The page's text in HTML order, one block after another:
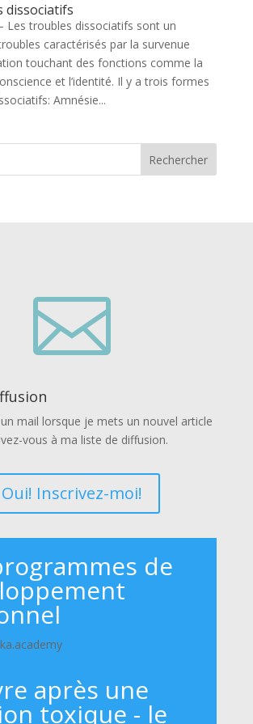
dissociatifs
Les troubles dissociatifs sont un
caractérisés par la survenue
touchant des fonctions comme la
et l’identité. Il y a trois formes
​Amnésie...
Rechercher

mail lorsque je mets un nouvel article
vous à ma liste de diffusion.
Oui! Inscrivez-moi!
de
après une
toxique - le